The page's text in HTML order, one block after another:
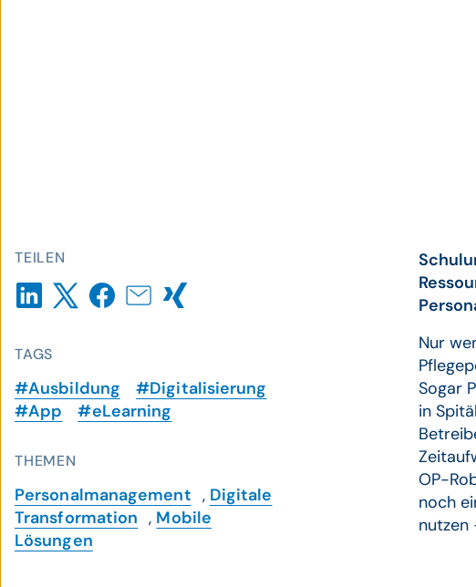
TEILEN
TAGS
#Ausbildung
#Digitalisierung
#App
#eLearning
THEMEN
Personalmanagement , Digitale
Transformation , Mobile
Lösungen
Nur
Sogar
in
OP-
noch
nutzen